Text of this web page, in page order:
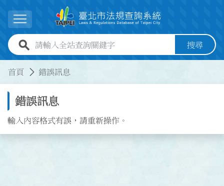
展開選單
全站查詢關鍵字欄位 搜尋
首頁 錯誤訊息
錯誤訊息
輸入內容格式有誤，請重新操作。